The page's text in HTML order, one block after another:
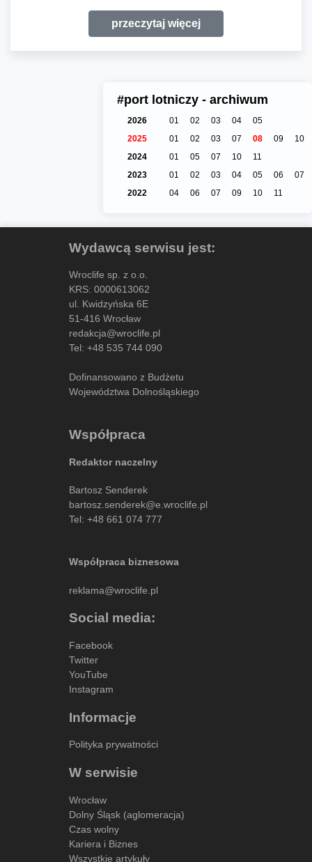
przeczytaj więcej
#port lotniczy - archiwum
2026 01 02 03 04
05
2025
01 02 03 07 08 09
10
2024
01 05 07 10
11
2023
01 02 03 04 05 06
07
2022
04 06 07 09 10 11
Wydawcą serwisu jest:
Wroclife sp. z o.o.
KRS: 0000613062
ul. Kwidzyńska 6E
51-416 Wrocław
redakcja@wroclife.pl
Tel: +48 535 744 090
Dofinansowano z Budżetu
Województwa Dolnośląskiego
Współpraca
Redaktor naczelny
Bartosz Senderek
bartosz.senderek@e.wroclife.pl
Tel: +48 661 074 777
Współpraca biznesowa
reklama@wroclife.pl
Social media:
Facebook
Twitter
YouTube
Instagram
Informacje
Polityka prywatności
W serwisie
Wrocław
Dolny Śląsk (aglomeracja)
Czas wolny
Kariera i Biznes
Wszystkie artykuły